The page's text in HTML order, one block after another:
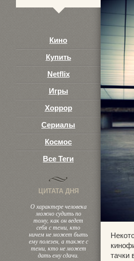
Кино
Купить
Netflix
Игры
Хоррор
Сериалы
Космос
Все Теги
ЦИТАТА ДНЯ
О характере человека
можно судить по
тому, как он ведет
себя с теми, кто
ничем не может быть
ему полезен, а также с
теми, кто не может
дать ему сдачи.
тачки